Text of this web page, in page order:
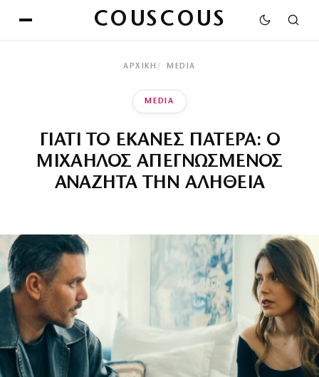
COUSCOUS
ΑΡΧΙΚΉ MEDIA
MEDIA
ΓΙΑΤΙ ΤΟ ΕΚΑΝΕΣ ΠΑΤΕΡΑ: Ο
ΜΙΧΑΗΛΟΣ ΑΠΕΓΝΩΣΜΕΝΟΣ
ΑΝΑΖΗΤΑ ΤΗΝ ΑΛΗΘΕΙΑ